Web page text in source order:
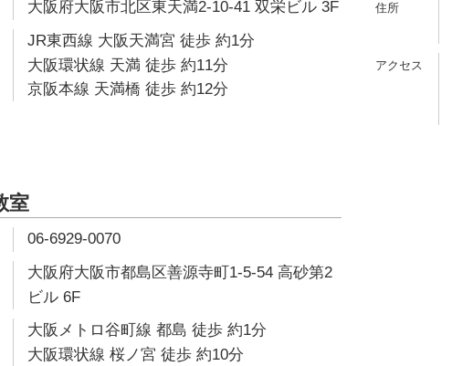
大阪府大阪市北区東天満2-10-41 双栄ビル 3F
JR東西線 大阪天満宮 徒歩 約1分
大阪環状線 天満 徒歩 約11分
京阪本線 天満橋 徒歩 約12分
室
06-6929-0070
大阪府大阪市都島区善源寺町1-5-54 高砂第2
ビル 6F
大阪メトロ谷町線 都島 徒歩 約1分
大阪環状線 桜ノ宮 徒歩 約10分